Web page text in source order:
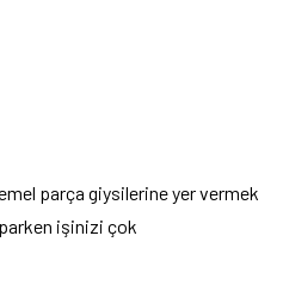
parça giysilerine yer vermek
işinizi çok